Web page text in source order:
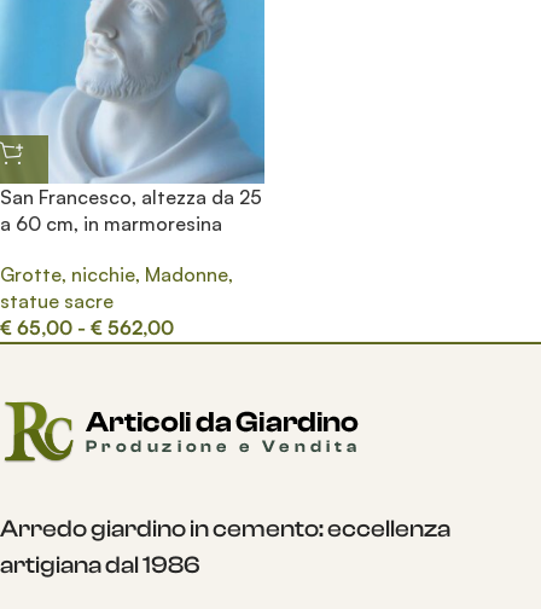
San Francesco, altezza da 25
a 60 cm, in marmoresina
Grotte, nicchie, Madonne,
statue sacre
€ 65,00 - € 562,00
Arredo giardino in cemento: eccellenza
artigiana dal 1986